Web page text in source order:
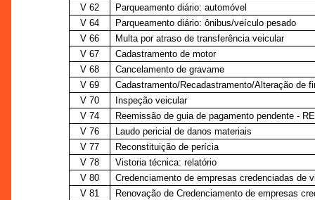
V 62
Parqueamento diário: automóvel
V 64
Parqueamento diário: ônibus/veículo pesado
V 66
Multa por atraso de transferência veicular
V 67
Cadastramento de motor
V 68
Cancelamento de gravame
V 69
Cadastramento/Recadastramento/Alteração de
V 70
Inspeção veicular
V 74
Reemissão de guia de pagamento pendente -
V 76
Laudo pericial de danos materiais
V 77
Reconstituição de perícia
V 78
Vistoria técnica: relatório
V 80
Credenciamento de empresas credenciadas de
V 81
Renovação de Credenciamento de empresas